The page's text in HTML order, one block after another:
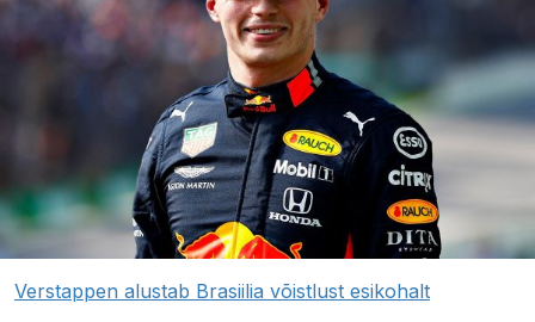
Verstappen alustab Brasiilia võistlust esikohalt